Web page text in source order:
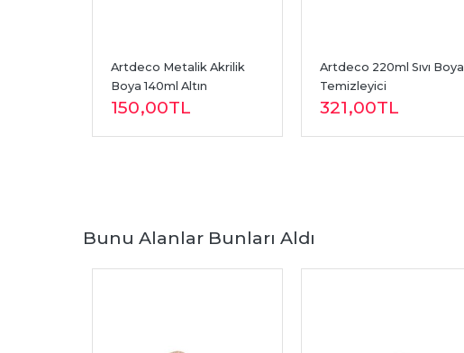
Artdeco Metalik Akrilik
Boya 140ml Altın
150,00TL
Artdeco 220ml Sıvı Boya
Temizleyici
321,00TL
Bunu Alanlar Bunları Aldı